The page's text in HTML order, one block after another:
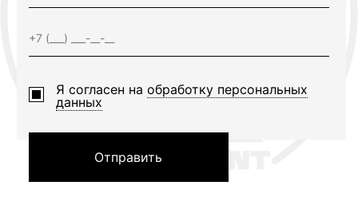
Я согласен на обработку персональных
данных
Отправить